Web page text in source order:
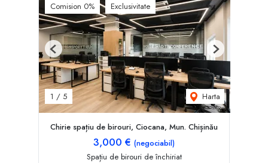
Comision 0% Exclusivitate
1 / 5 Harta
Previous Next
Chirie spațiu de birouri, Ciocana, Mun. Chișinău
3,000 € (negociabil)
Spațiu de birouri de închiriat